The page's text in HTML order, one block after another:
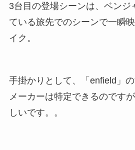
3台目の登場シーンは、ベンジ
ている旅先でのシーンで一瞬
イク。
手掛かりとして、「enfield」
メーカーは特定できるのです
しいです。。